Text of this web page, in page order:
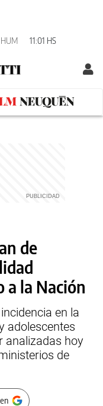
HUM 11:01 HS
de
la Nación
en la
adolescentes
analizadas hoy
de